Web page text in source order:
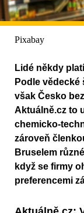
Pixabay
Lidé někdy
Podle
však Česko
Aktuálně.cz to
chemicko-
zároveň
Bruselem
když se firmy
preferencemi